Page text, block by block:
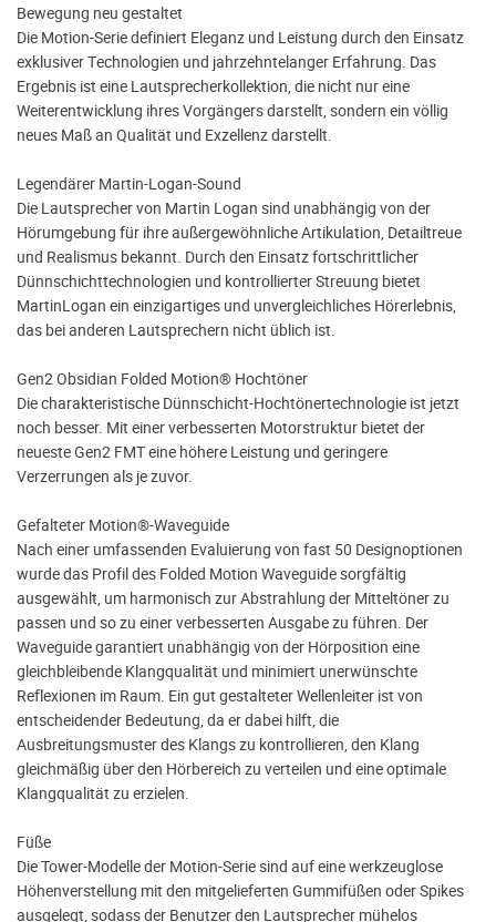
Bewegung neu gestaltet
Die Motion-Serie definiert Eleganz und Leistung durch den Einsatz
exklusiver Technologien und jahrzehntelanger Erfahrung. Das
Ergebnis ist eine Lautsprecherkollektion, die nicht nur eine
Weiterentwicklung ihres Vorgängers darstellt, sondern ein völlig
neues Maß an Qualität und Exzellenz darstellt.
Legendärer Martin-Logan-Sound
Die Lautsprecher von Martin Logan sind unabhängig von der
Hörumgebung für ihre außergewöhnliche Artikulation, Detailtreue
und Realismus bekannt. Durch den Einsatz fortschrittlicher
Dünnschichttechnologien und kontrollierter Streuung bietet
MartinLogan ein einzigartiges und unvergleichliches Hörerlebnis,
das bei anderen Lautsprechern nicht üblich ist.
Gen2 Obsidian Folded Motion® Hochtöner
Die charakteristische Dünnschicht-Hochtönertechnologie ist jetzt
noch besser. Mit einer verbesserten Motorstruktur bietet der
neueste Gen2 FMT eine höhere Leistung und geringere
Verzerrungen als je zuvor.
Gefalteter Motion®-Waveguide
Nach einer umfassenden Evaluierung von fast 50 Designoptionen
wurde das Profil des Folded Motion Waveguide sorgfältig
ausgewählt, um harmonisch zur Abstrahlung der Mitteltöner zu
passen und so zu einer verbesserten Ausgabe zu führen. Der
Waveguide garantiert unabhängig von der Hörposition eine
gleichbleibende Klangqualität und minimiert unerwünschte
Reflexionen im Raum. Ein gut gestalteter Wellenleiter ist von
entscheidender Bedeutung, da er dabei hilft, die
Ausbreitungsmuster des Klangs zu kontrollieren, den Klang
gleichmäßig über den Hörbereich zu verteilen und eine optimale
Klangqualität zu erzielen.
Füße
Die Tower-Modelle der Motion-Serie sind auf eine werkzeuglose
Höhenverstellung mit den mitgelieferten Gummifüßen oder Spikes
ausgelegt, sodass der Benutzer den Lautsprecher mühelos